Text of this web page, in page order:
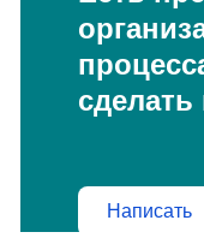
Написать